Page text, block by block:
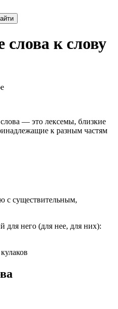
к слову
слова — это лексемы, близкие
к разным частям
с существительным,
для него (для нее, для них):